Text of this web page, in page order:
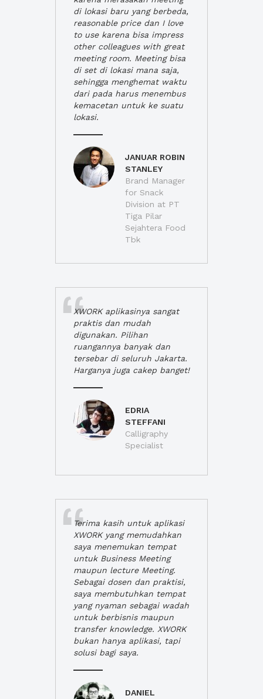
di lokasi baru yang berbeda,
reasonable price dan I love
to use karena bisa impress
other colleagues with great
meeting room. Meeting bisa
di set di lokasi mana saja,
sehingga menghemat waktu
dari pada harus menembus
kemacetan untuk ke suatu
lokasi.
JANUAR ROBIN
STANLEY
Brand Manager
for Snack
Division at PT
Tiga Pilar
Sejahtera Food
Tbk
XWORK aplikasinya sangat
praktis dan mudah
digunakan. Pilihan
ruangannya banyak dan
tersebar di seluruh Jakarta.
Harganya juga cakep banget!
EDRIA
STEFFANI
Calligraphy
Specialist
Terima kasih untuk aplikasi
XWORK yang memudahkan
saya menemukan tempat
untuk Business Meeting
maupun lecture Meeting.
Sebagai dosen dan praktisi,
saya membutuhkan tempat
yang nyaman sebagai wadah
untuk berbisnis maupun
transfer knowledge. XWORK
bukan hanya aplikasi, tapi
solusi bagi saya.
DANIEL